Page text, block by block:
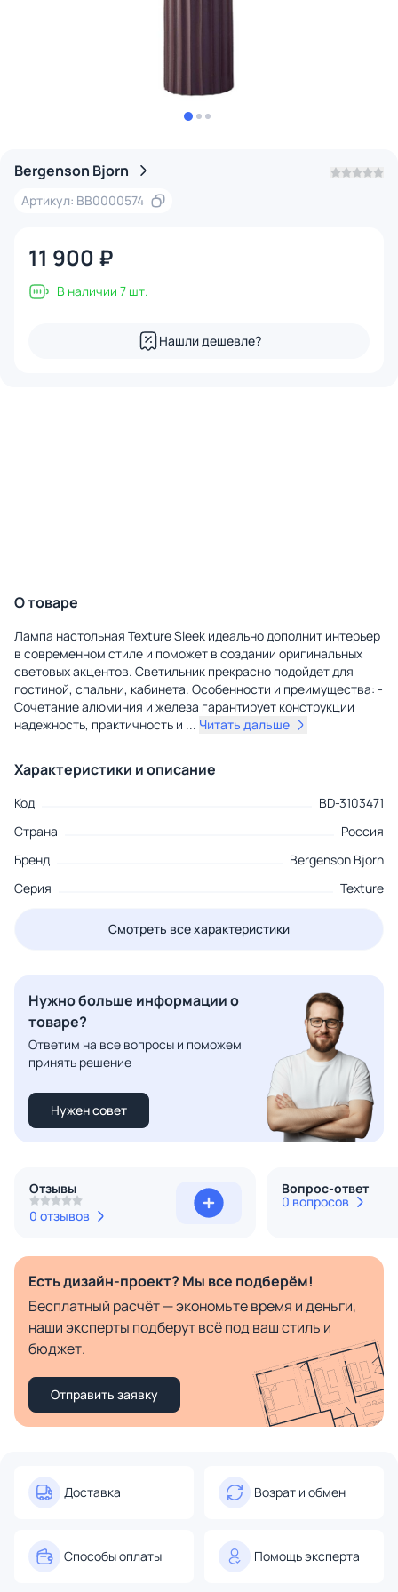
Bergenson Bjorn
Артикул: BB0000574
11 900 ₽
В наличии 7 шт.
Нашли дешевле?
О товаре
Лампа настольная Texture Sleek идеально дополнит интерьер
в современном стиле и поможет в создании оригинальных
световых акцентов. Светильник прекрасно подойдет для
гостиной, спальни, кабинета. Особенности и преимущества: -
Сочетание алюминия и железа гарантирует конструкции
надежность, практичность и ... Читать дальше
Характеристики и описание
Код
BD-3103471
Страна
Россия
Бренд
Bergenson Bjorn
Серия
Texture
Смотреть все характеристики
Нужно больше информации о
товаре?
Ответим на все вопросы и поможем
принять решение
Нужен совет
Отзывы
0 отзывов
Вопрос-ответ
0 вопросов
Есть дизайн-проект? Мы все подберём!
Бесплатный расчёт — экономьте время и деньги,
наши эксперты подберут всё под ваш стиль и
бюджет.
Отправить заявку
Доставка Возрат и обмен
Способы оплаты Помощь эксперта